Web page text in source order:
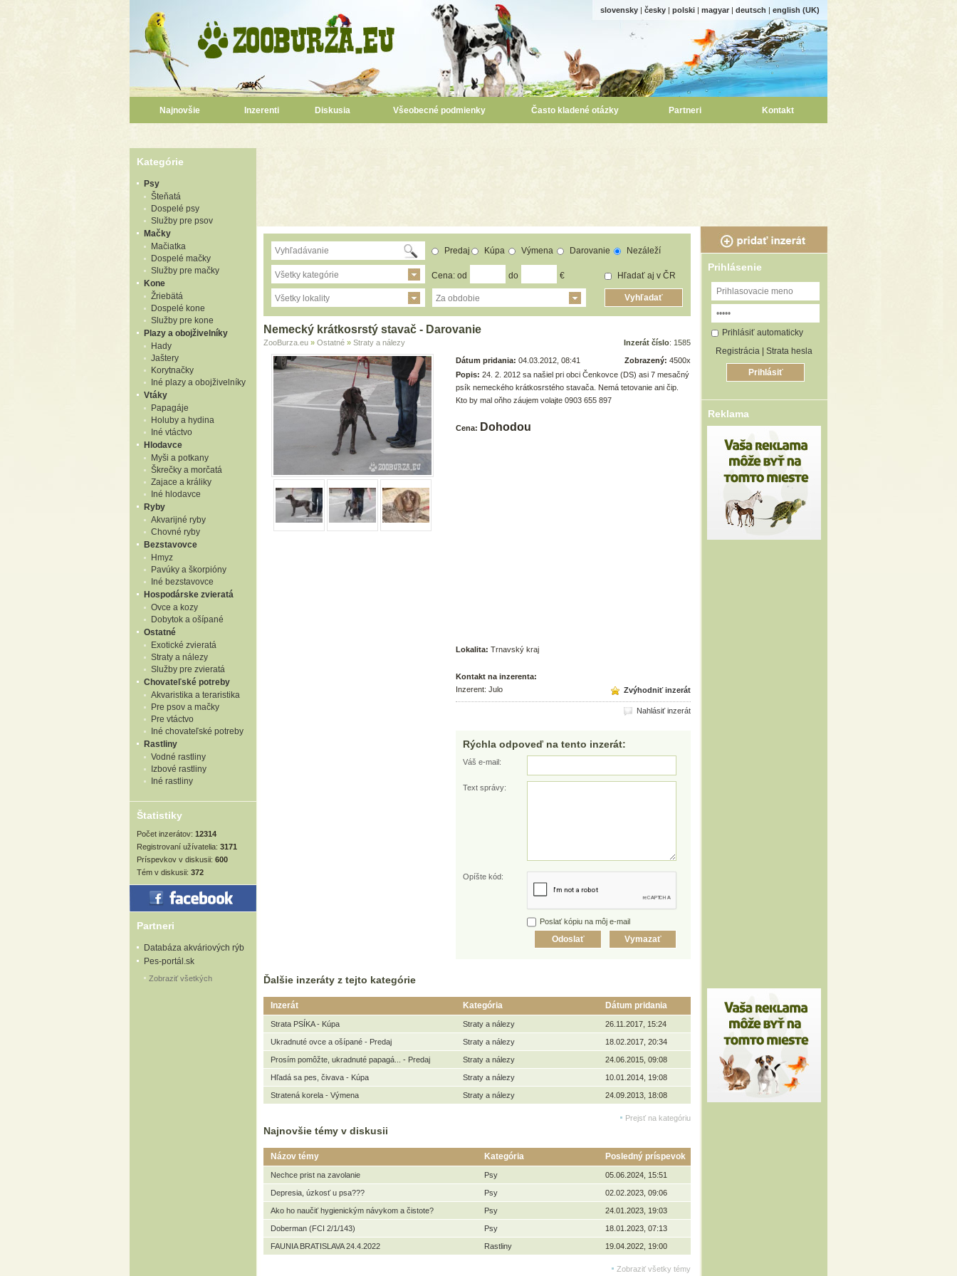
slovensky | česky | polski | magyar | deutsch | english (UK)
Najnovšie Inzerenti Diskusia Všeobecné podmienky Často kladené otázky Partneri Kontakt
Kategórie
Psy
Šteňatá
Dospelé psy
Služby pre psov
Mačky
Mačiatka
Dospelé mačky
Služby pre mačky
Kone
Žriebätá
Dospelé kone
Služby pre kone
Plazy a obojživelníky
Hady
Jaštery
Korytnačky
Iné plazy a obojživelníky
Vtáky
Papagáje
Holuby a hydina
Iné vtáctvo
Hlodavce
Myši a potkany
Škrečky a morčatá
Zajace a králiky
Iné hlodavce
Ryby
Akvarijné ryby
Chovné ryby
Bezstavovce
Hmyz
Pavúky a škorpióny
Iné bezstavovce
Hospodárske zvieratá
Ovce a kozy
Dobytok a ošípané
Ostatné
Exotické zvieratá
Straty a nálezy
Služby pre zvieratá
Chovateľské potreby
Akvaristika a teraristika
Pre psov a mačky
Pre vtáctvo
Iné chovateľské potreby
Rastliny
Vodné rastliny
Izbové rastliny
Iné rastliny
Štatistiky
Počet inzerátov: 12314
Registrovaní užívatelia: 3171
Príspevkov v diskusii: 600
Tém v diskusii: 372
Partneri
Databáza akváriových rýb
Pes-portál.sk
Zobraziť všetkých
Všetky kategórie
Všetky lokality
Predaj Kúpa Výmena Darovanie Nezáleží
Cena: od do €
Za obdobie
Hľadať aj v ČR
Nemecký krátkosrstý stavač - Darovanie
ZooBurza.eu » Ostatné » Straty a nálezy Inzerát číslo: 1585
Dátum pridania: 04.03.2012, 08:41 Zobrazený: 4500x
Popis: 24. 2. 2012 sa našiel pri obci Čenkovce (DS) asi 7 mesačný
psík nemeckého krátkosrstého stavača. Nemá tetovanie ani čip.
Kto by mal oňho záujem volajte 0903 655 897
Cena: Dohodou
Lokalita: Trnavský kraj
Kontakt na inzerenta:
Inzerent: Julo
Nahlásiť inzerát
Zvýhodniť inzerát
Rýchla odpoveď na tento inzerát:
Váš e-mail:
Text správy:
Opíšte kód:
Poslať kópiu na môj e-mail
Ďalšie inzeráty z tejto kategórie
Inzerát Kategória Dátum pridania
Strata PSÍKA - Kúpa Straty a nálezy 26.11.2017, 15:24
Ukradnuté ovce a ošípané - Predaj Straty a nálezy 18.02.2017, 20:34
Prosím pomôžte, ukradnuté papagá... - Predaj Straty a nálezy 24.06.2015, 09:08
Hľadá sa pes, čivava - Kúpa Straty a nálezy 10.01.2014, 19:08
Stratená korela - Výmena Straty a nálezy 24.09.2013, 18:08
Prejsť na kategóriu
Najnovšie témy v diskusii
Názov témy Kategória Posledný príspevok
Nechce prist na zavolanie Psy 05.06.2024, 15:51
Depresia, úzkosť u psa??? Psy 02.02.2023, 09:06
Ako ho naučiť hygienickým návykom a čistote? Psy 24.01.2023, 19:03
Doberman (FCI 2/1/143) Psy 18.01.2023, 07:13
FAUNIA BRATISLAVA 24.4.2022 Rastliny 19.04.2022, 19:00
Zobraziť všetky témy
Prihlásenie
Prihlásiť automaticky
Registrácia
Strata hesla
Reklama